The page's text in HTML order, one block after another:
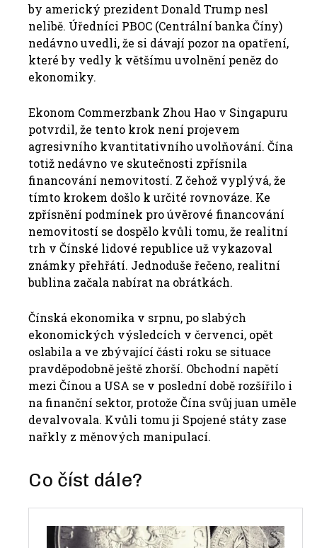
by americký prezident Donald Trump nesl
nelibě. Úředníci PBOC (Centrální banka Číny)
nedávno uvedli, že si dávají pozor na opatření,
které by vedly k většímu uvolnění peněz do
ekonomiky.
Ekonom Commerzbank Zhou Hao v Singapuru
potvrdil, že tento krok není projevem
agresivního kvantitativního uvolňování. Čína
totiž nedávno ve skutečnosti zpřísnila
financování nemovitostí. Z čehož vyplývá, že
tímto krokem došlo k určité rovnováze. Ke
zpřísnění podmínek pro úvěrové financování
nemovitostí se dospělo kvůli tomu, že realitní
trh v Čínské lidové republice už vykazoval
známky přehřátí. Jednoduše řečeno, realitní
bublina začala nabírat na obrátkách.
Čínská ekonomika v srpnu, po slabých
ekonomických výsledcích v červenci, opět
oslabila a ve zbývající části roku se situace
pravděpodobně ještě zhorší. Obchodní napětí
mezi Čínou a USA se v poslední době rozšířilo i
na finanční sektor, protože Čína svůj juan uměle
devalvovala. Kvůli tomu ji Spojené státy zase
nařkly z měnových manipulací.
Co číst dále?